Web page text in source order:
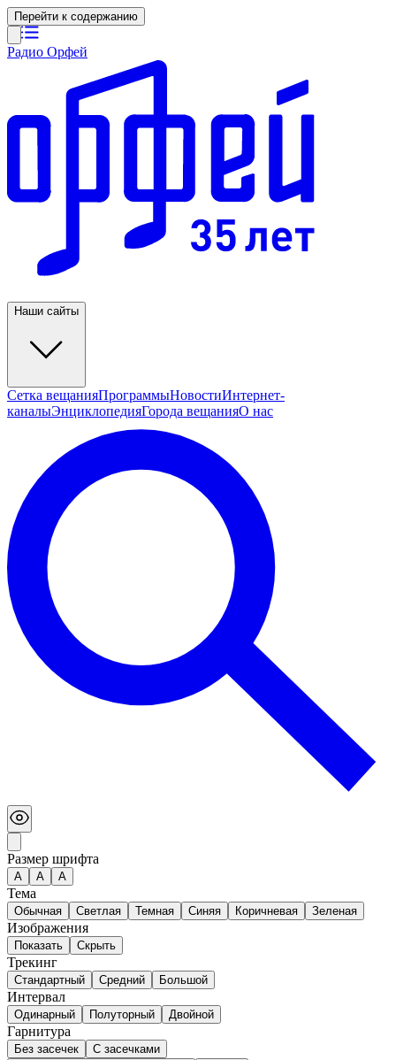
Перейти к содержанию
Радио Орфей
Наши сайты
Сетка вещанияПрограммыНовостиИнтернет-
каналыЭнциклопедияГорода вещанияО нас
Размер шрифта
А A A
Тема
Обычная Светлая Темная Синяя Коричневая Зеленая
Изображения
Показать Скрыть
Трекинг
Стандартный Средний Большой
Интервал
Одинарный Полуторный Двойной
Гарнитура
Без засечек
С засечками